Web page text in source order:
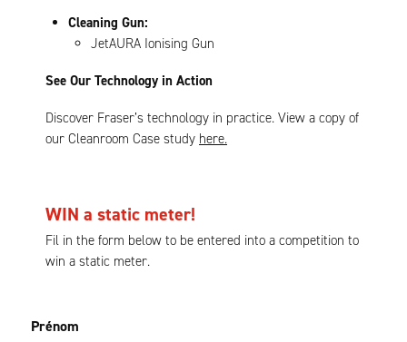
Cleaning Gun:
JetAURA Ionising Gun
See Our Technology in Action
Discover Fraser’s technology in practice. View a copy of
our Cleanroom Case study here.
WIN a static meter!
Fil in the form below to be entered into a competition to
win a static meter.
Prénom